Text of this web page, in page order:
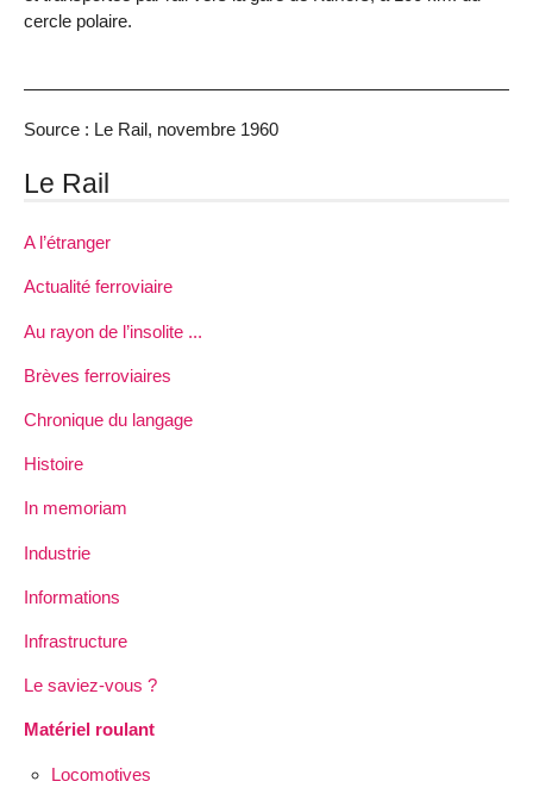
cercle polaire.
Source : Le Rail, novembre 1960
Le Rail
A l’étranger
Actualité ferroviaire
Au rayon de l’insolite ...
Brèves ferroviaires
Chronique du langage
Histoire
In memoriam
Industrie
Informations
Infrastructure
Le saviez-vous ?
Matériel roulant
Locomotives